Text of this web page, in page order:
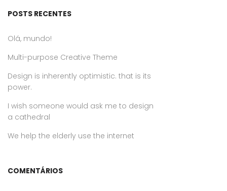
POSTS RECENTES
Olá, mundo!
Multi-purpose Creative Theme
Design is inherently optimistic. that is its
power.
I wish someone would ask me to design
a cathedral
We help the elderly use the internet
COMENTÁRIOS